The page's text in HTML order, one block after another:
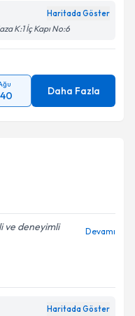
Haritada Göster
K:1 İç Kapı No:6
Daha Fazla
ve deneyimli
Devamı
Haritada Göster